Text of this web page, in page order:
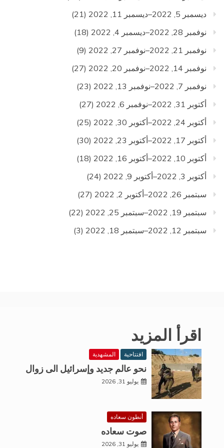
ديسمبر 5, 2022–ديسمبر 11, 2022
(21)
نوفمبر 28, 2022–ديسمبر 4, 2022
(18)
نوفمبر 21, 2022–نوفمبر 27, 2022
(9)
نوفمبر 14, 2022–نوفمبر 20, 2022
(27)
نوفمبر 7, 2022–نوفمبر 13, 2022
(23)
أكتوبر 31, 2022–نوفمبر 6, 2022
(27)
أكتوبر 24, 2022–أكتوبر 30, 2022
(25)
أكتوبر 17, 2022–أكتوبر 23, 2022
(30)
أكتوبر 10, 2022–أكتوبر 16, 2022
(18)
أكتوبر 3, 2022–أكتوبر 9, 2022
(24)
سبتمبر 26, 2022–أكتوبر 2, 2022
(27)
سبتمبر 19, 2022–سبتمبر 25, 2022
(22)
سبتمبر 12, 2022–سبتمبر 18, 2022
(3)
اقرأ المزيد
افتتاحية المشهدية
نحو عالم جديد وإسرائيل الى زوال
يوليو 31, 2026
أنطون سعاده
صوت سعاده
يوليو 31, 2026